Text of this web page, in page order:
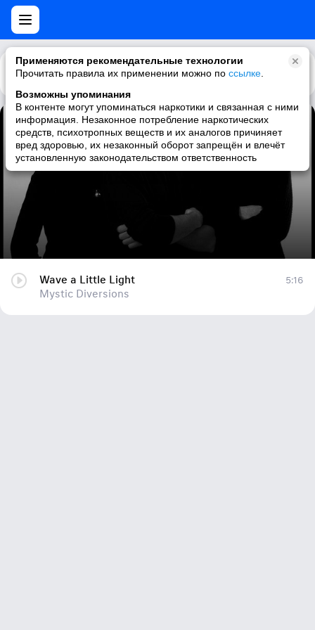
Применяются рекомендательные технологии
Прочитать правила их применении можно по ссылке
Возможны упоминания
В контенте могут упоминаться наркотики и связанная с ними
информация. Незаконное потребление наркотических
средств, психотропных веществ и их аналогов причиняет
вред здоровью, их незаконный оборот запрещён и влечёт
установленную законодательством ответственность
Каталог Рекомендации
Wave a Little Light
Mystic Diversions
Wave a Little Light
Mystic Diversions
5:16